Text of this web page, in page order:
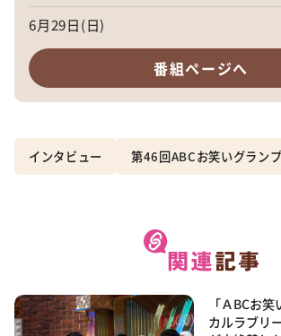
6月29日(日)
番組ページへ
インタビュー 第46回ABCお笑いグラン
「ＡBCお
カルラブリ